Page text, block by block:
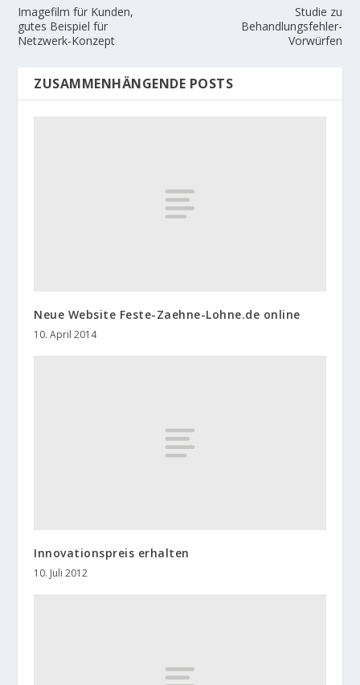
Imagefilm für Kunden,
gutes Beispiel für
Netzwerk-Konzept
Studie zu
Behandlungsfehler-
Vorwürfen
ZUSAMMENHÄNGENDE POSTS
Neue Website Feste-Zaehne-Lohne.de online
10. April 2014
Innovationspreis erhalten
10. Juli 2012